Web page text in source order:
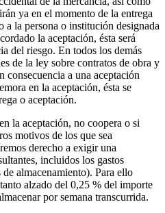
ya en el momento de la entrega
a la persona o institución designada
la aceptación, ésta será
del riesgo. En todos los demás
de la ley sobre contratos de obra y
consecuencia a una aceptación
en la aceptación, ésta se
o aceptación.
la aceptación, no coopera o si
motivos de los que sea
derecho a exigir una
incluidos los gastos
almacenamiento). Para ello
alzado del 0,25 % del importe
por semana transcurrida.